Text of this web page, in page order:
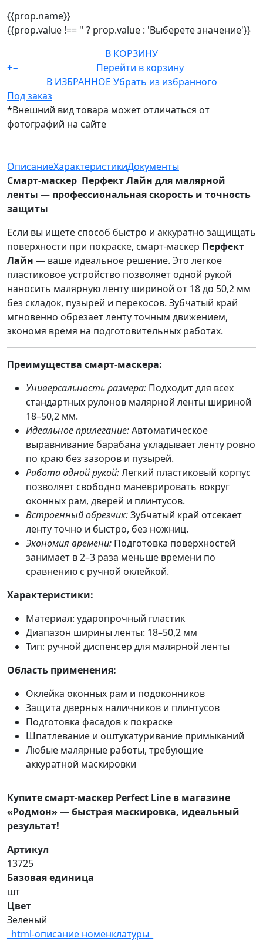
{{prop.name}}
{{prop.value !== '' ? prop.value : 'Выберете значение'}}
В КОРЗИНУ
+−
Перейти в корзину
В ИЗБРАННОЕ Убрать из избранного
Под заказ
*Внешний вид товара может отличаться от
фотографий на сайте
ОписаниеХарактеристикиДокументы
Смарт-маскер Перфект Лайн для малярной
ленты — профессиональная скорость и точность
защиты
Если вы ищете способ быстро и аккуратно защищать
поверхности при покраске, смарт-маскер Перфект
Лайн — ваше идеальное решение. Это легкое
пластиковое устройство позволяет одной рукой
наносить малярную ленту шириной от 18 до 50,2 мм
без складок, пузырей и перекосов. Зубчатый край
мгновенно обрезает ленту точным движением,
экономя время на подготовительных работах.
Преимущества смарт-маскера:
Универсальность размера: Подходит для всех
стандартных рулонов малярной ленты шириной
18–50,2 мм.
Идеальное прилегание:Автоматическое
выравнивание барабана укладывает ленту ровно
по краю без зазоров и пузырей.
Работа одной рукой:Легкий пластиковый корпус
позволяет свободно маневрировать вокруг
оконных рам, дверей и плинтусов.
Встроенный обрезчик:Зубчатый край отсекает
ленту точно и быстро, без ножниц.
Экономия времени: Подготовка поверхностей
занимает в 2–3 раза меньше времени по
сравнению с ручной оклейкой.
Характеристики:
Материал: ударопрочный пластик
Диапазон ширины ленты: 18–50,2 мм
Тип: ручной диспенсер для малярной ленты
Область применения:
Оклейка оконных рам и подоконников
Защита дверных наличников и плинтусов
Подготовка фасадов к покраске
Шпатлевание и оштукатуривание примыканий
Любые малярные работы, требующие
аккуратной маскировки
Купите смарт-маскер Perfect Line в магазине
«Родмон» — быстрая маскировка, идеальный
результат!
Артикул
13725
Базовая единица
шт
Цвет
Зеленый
_html-описание номенклатуры_